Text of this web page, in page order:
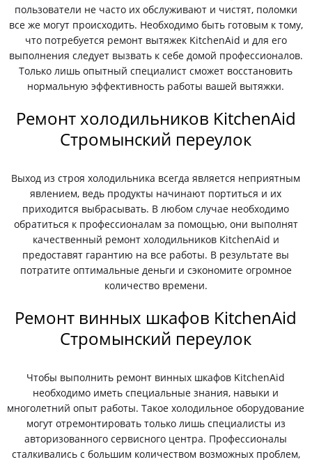
пользователи не часто их обслуживают и чистят, поломки
все же могут происходить. Необходимо быть готовым к тому,
что потребуется ремонт вытяжек KitchenAid и для его
выполнения следует вызвать к себе домой профессионалов.
Только лишь опытный специалист сможет восстановить
нормальную эффективность работы вашей вытяжки.
Ремонт холодильников KitchenAid
Стромынский переулок
Выход из строя холодильника всегда является неприятным
явлением, ведь продукты начинают портиться и их
приходится выбрасывать. В любом случае необходимо
обратиться к профессионалам за помощью, они выполнят
качественный ремонт холодильников KitchenAid и
предоставят гарантию на все работы. В результате вы
потратите оптимальные деньги и сэкономите огромное
количество времени.
Ремонт винных шкафов KitchenAid
Стромынский переулок
Чтобы выполнить ремонт винных шкафов KitchenAid
необходимо иметь специальные знания, навыки и
многолетний опыт работы. Такое холодильное оборудование
могут отремонтировать только лишь специалисты из
авторизованного сервисного центра. Профессионалы
сталкивались с большим количеством возможных проблем,